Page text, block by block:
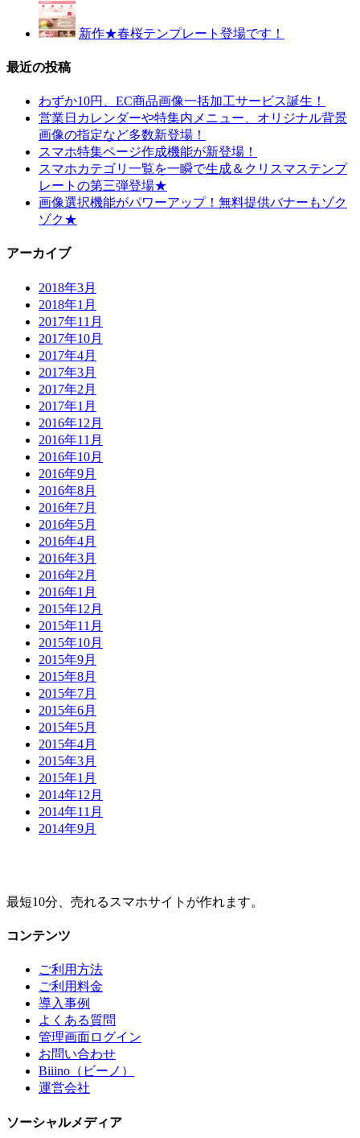
新作★春桜テンプレート登場です！
最近の投稿
わずか10円、EC商品画像一括加工サービス誕生！
営業日カレンダーや特集内メニュー、オリジナル背景
画像の指定など多数新登場！
スマホ特集ページ作成機能が新登場！
スマホカテゴリ一覧を一瞬で生成＆クリスマステンプ
レートの第三弾登場★
画像選択機能がパワーアップ！無料提供バナーもゾク
ゾク★
アーカイブ
2018年3月
2018年1月
2017年11月
2017年10月
2017年4月
2017年3月
2017年2月
2017年1月
2016年12月
2016年11月
2016年10月
2016年9月
2016年8月
2016年7月
2016年5月
2016年4月
2016年3月
2016年2月
2016年1月
2015年12月
2015年11月
2015年10月
2015年9月
2015年8月
2015年7月
2015年6月
2015年5月
2015年4月
2015年3月
2015年1月
2014年12月
2014年11月
2014年9月
最短10分、売れるスマホサイトが作れます。
コンテンツ
ご利用方法
ご利用料金
導入事例
よくある質問
管理画面ログイン
お問い合わせ
Biiino（ビーノ）
運営会社
ソーシャルメディア